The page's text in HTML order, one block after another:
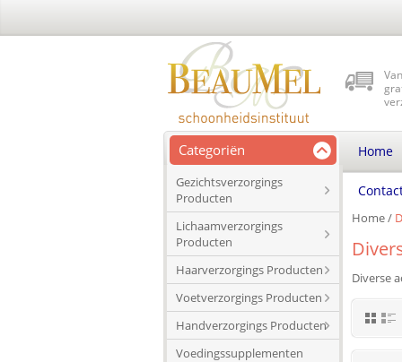
Categoriën
Gezichtsverzorgings
Producten
Lichaamverzorgings
Producten
Haarverzorgings Producten
Voetverzorgings Producten
Handverzorgings Producten
Voedingssupplementen
Home
Home/
Diverse